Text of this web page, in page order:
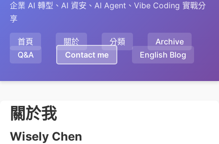
企業 AI 轉型、AI 資安、AI Agent、Vibe Coding 實戰分
享
首頁 關於 分類
Archive
Q&A
Contact me English Blog
關於我
Wisely Chen